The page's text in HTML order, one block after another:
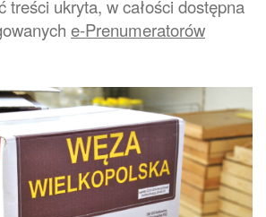
treści ukryta, w całości dostępna
e-Prenumeratorów